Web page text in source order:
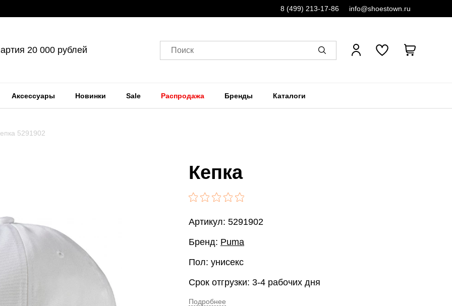
8 (499) 213-17-86 info@shoestown.ru
20 000 рублей Поиск
Аксессуары Новинки Sale Распродажа Бренды Каталоги
5291902
Кепка
Артикул: 5291902
Бренд: Puma
Пол: унисекс
Срок отгрузки: 3-4 рабочих дня
Подробнее